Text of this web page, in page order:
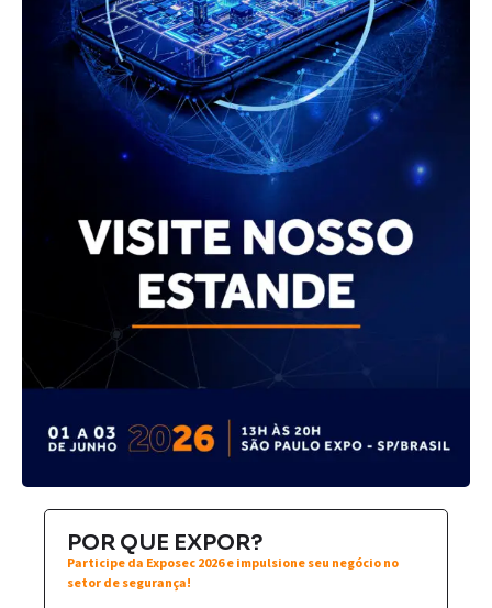
POR QUE EXPOR?
Participe da Exposec 2026 e impulsione seu negócio no
setor de segurança!